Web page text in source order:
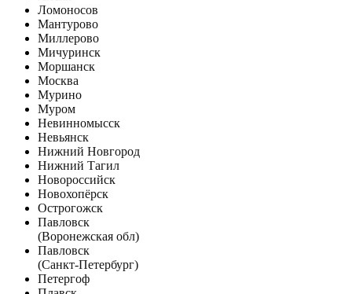
Ломоносов
Мантурово
Миллерово
Мичуринск
Моршанск
Москва
Мурино
Муром
Невинномысск
Невьянск
Нижний Новгород
Нижний Тагил
Новороссийск
Новохопёрск
Острогожск
Павловск
(Воронежская обл)
Павловск
(Санкт-Петербург)
Петергоф